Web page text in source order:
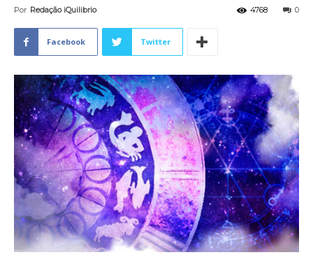
Por Redação iQuilibrio 0
4768
Facebook Twitter